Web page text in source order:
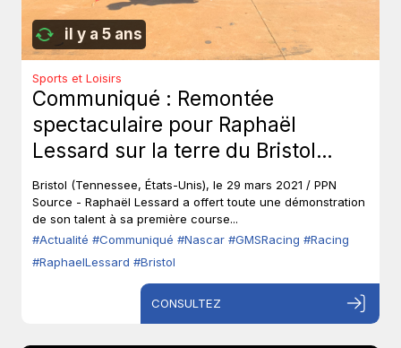
il y a 5 ans
Sports et Loisirs
Communiqué : Remontée
spectaculaire pour Raphaël
Lessard sur la terre du Bristol
Motor Speedway De 29e sur la
grille de départ au podium (3e) à
l’arrivée - Camionettes NASCAR
Camping World (NCWTS)
Bristol (Tennessee, États-Unis), le 29 mars 2021 / PPN
Source - Raphaël Lessard a offert toute une démonstration
de son talent à sa première course...
#Actualité #Communiqué #Nascar #GMSRacing #Racing
#RaphaelLessard #Bristol
CONSULTEZ